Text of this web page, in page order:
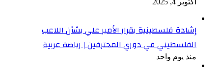
إشادة فلسطينية بقرار الأمير علي بشأن اللاعب
الفلسطيني في دوري المحترفين | رياضة عربية
منذ يوم واحد